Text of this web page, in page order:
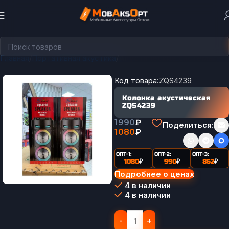
Главная Портативная акустика Акустические системы
Код товара:ZQS4239
Колонка акустическая
ZQS4239
1990₽
1080₽
Поделиться:
ОПТ-1:
1080₽
ОПТ-2:
990₽
ОПТ-3:
862₽
Подробнее о ценах
4 в наличии
4 в наличии